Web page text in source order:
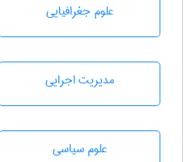
علوم جغرافيايی
مديريت اجرايی
علوم سياسی